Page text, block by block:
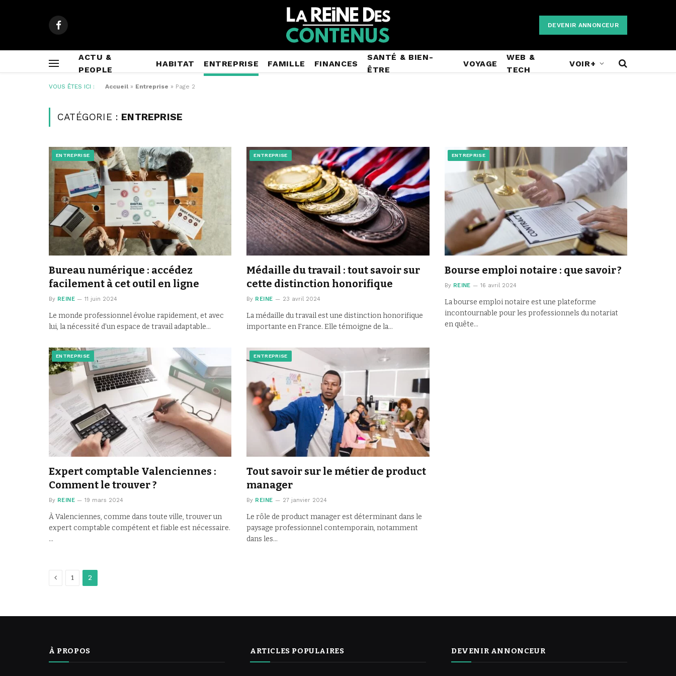
Facebook
DEVENIR ANNONCEUR
ACTU &
PEOPLE
HABITAT ENTREPRISE FAMILLE FINANCES
SANTÉ & BIEN-
ÊTRE
VOYAGE
WEB &
TECH
VOIR+
VOUS ÊTES ICI : Accueil » Entreprise » Page 2
CATÉGORIE : ENTREPRISE
ENTREPRISE
Bureau numérique : accédez
facilement à cet outil en ligne
By REINE 11 juin 2024
Le monde professionnel évolue rapidement, et avec
lui, la nécessité d’un espace de travail adaptable…
ENTREPRISE
Médaille du travail : tout savoir sur
cette distinction honorifique
By REINE 23 avril 2024
La médaille du travail est une distinction honorifique
importante en France. Elle témoigne de la…
ENTREPRISE
Bourse emploi notaire : que savoir ?
By REINE 16 avril 2024
La bourse emploi notaire est une plateforme
incontournable pour les professionnels du notariat
en quête…
ENTREPRISE
Expert comptable Valenciennes :
Comment le trouver ?
By REINE 19 mars 2024
À Valenciennes, comme dans toute ville, trouver un
expert comptable compétent et fiable est nécessaire.
…
ENTREPRISE
Tout savoir sur le métier de product
manager
By REINE 27 janvier 2024
Le rôle de product manager est déterminant dans le
paysage professionnel contemporain, notamment
dans les…
Previous
1 2
À PROPOS ARTICLES POPULAIRES DEVENIR ANNONCEUR